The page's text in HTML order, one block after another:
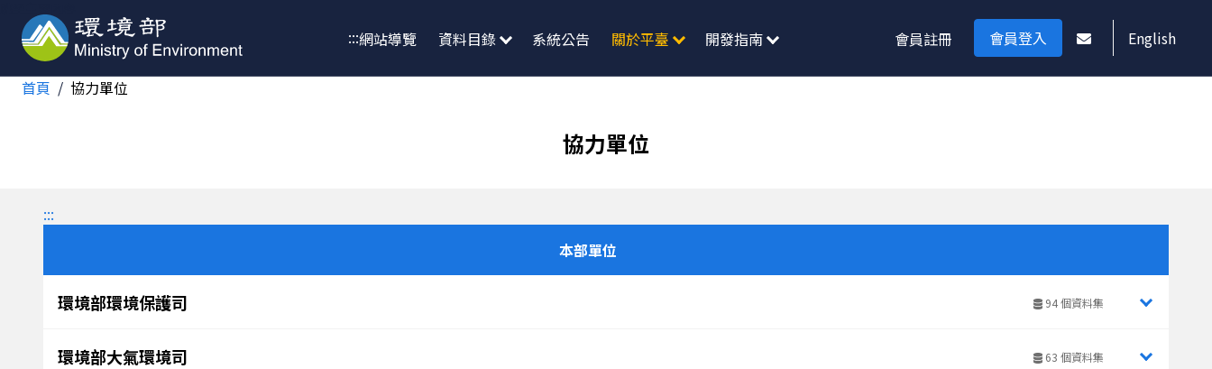
:::網站導覽 資料目錄 系統公告 關於平臺 開發指南 會員註冊 會員登入 English
首頁 協力單位
協力單位
:::
本部單位
環境部環境保護司 94 個資料集
環境部大氣環境司 63 個資料集